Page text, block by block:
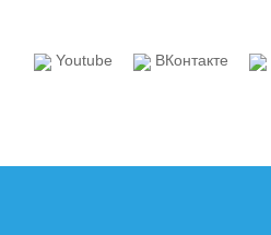
Youtube ВКонтакте